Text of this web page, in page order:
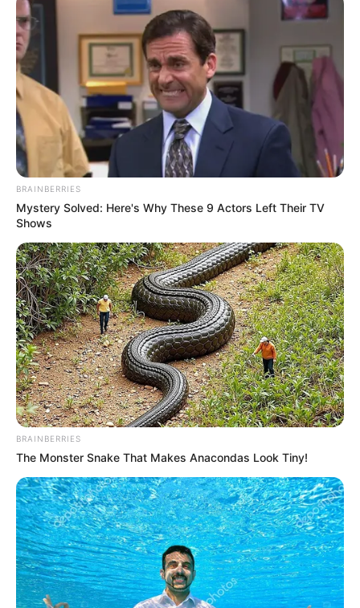
Camioneta se subió a
separador para ahorrarse
el trancón: se las dio de
vivo y lo pilló Galán
ACCIDENTE DE TRÁNSITO
Camioneta chocó contra
dar a una tronera en el
norte de Bogotá
CAMIONETA
Conductor de camioneta
se creyó 'Toretto': invadió
el andén y puso en riesgo
a niños
ACCIDENTE DE TRÁNSITO
muerto en Ciudad Bolívar;
hay un SITP y tres
camionetas involucradas
POLICÍA METROPOLITANA
TransMilenio aprieta a los
delincuentes: Policía
recibió regalo adelantado
BRAINBERRIES
Mystery Solved: Here's Why These 9 Actors Left Their TV
Shows
BRAINBERRIES
The Monster Snake That Makes Anacondas Look Tiny!